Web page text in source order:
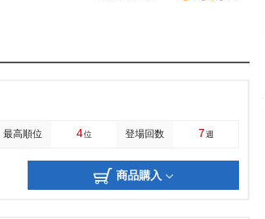
最高順位 4位 登場回数 7週
商品購入